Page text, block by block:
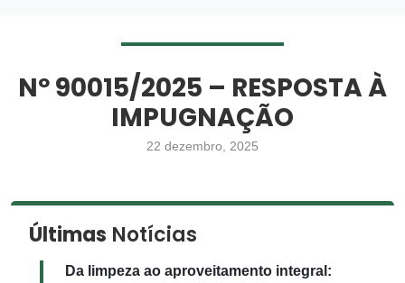
Nº 90015/2025 – RESPOSTA À
IMPUGNAÇÃO
22 dezembro, 2025
Últimas Notícias
Da limpeza ao aproveitamento integral: